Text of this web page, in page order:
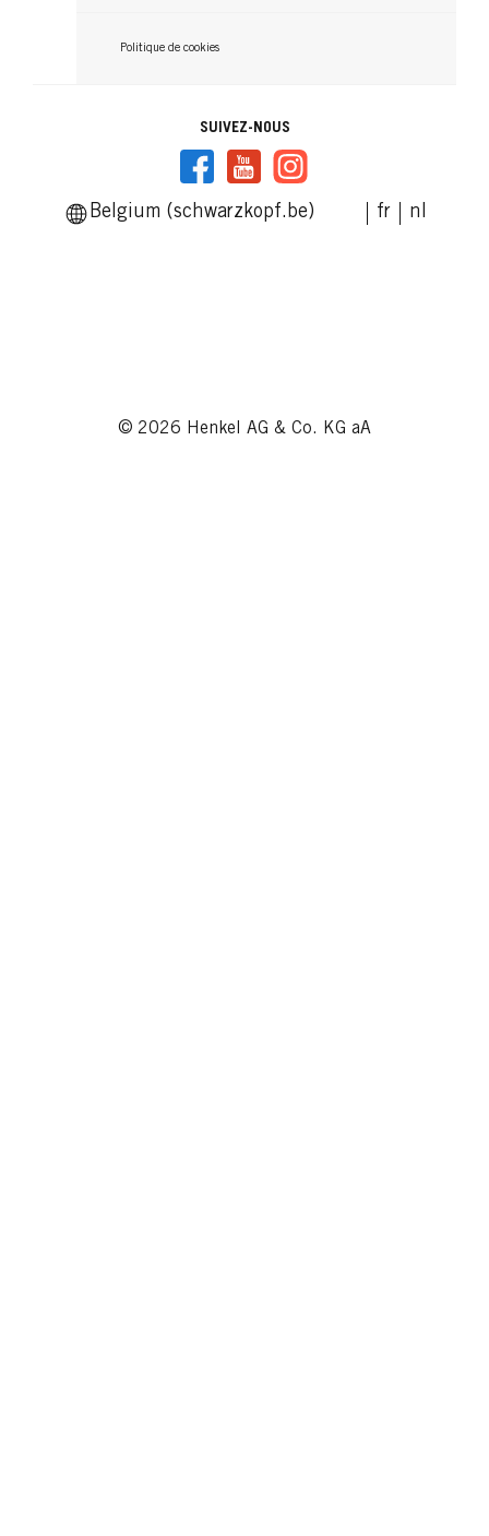
Politique de cookies
SUIVEZ-NOUS
Belgium (schwarzkopf.be) fr nl
© 2026 Henkel AG & Co. KG aA